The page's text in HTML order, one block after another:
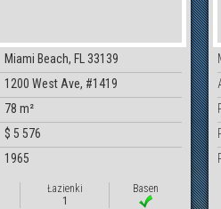
Miami Beach, FL 33139
1200 West Ave, #1419
78 m²
$ 5 576
1965
Łazienki
1
Basen